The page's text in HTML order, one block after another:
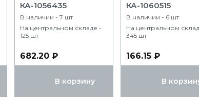
КА-1056435
В наличии - 7 шт
На центральном складе -
125 шт
682.20 ₽
В корзину
КА-1060515
В наличии - 6 шт
На центральном
345 шт
166.15 ₽
В